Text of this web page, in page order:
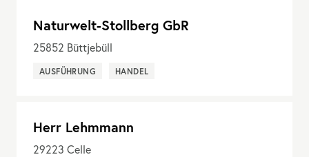
Naturwelt-Stollberg GbR
25852 Büttjebüll
AUSFÜHRUNG HANDEL
Herr Lehmmann
29223 Celle